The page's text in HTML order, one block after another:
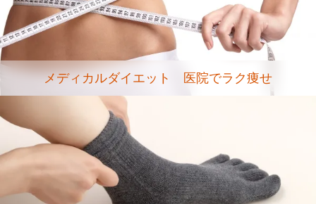
メディカルダイエット 医院でラク痩せ